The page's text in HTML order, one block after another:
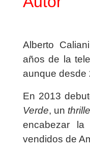
Alberto
años de la
aunque desde
En 2013
Verde, un
encabezar
vendidos de